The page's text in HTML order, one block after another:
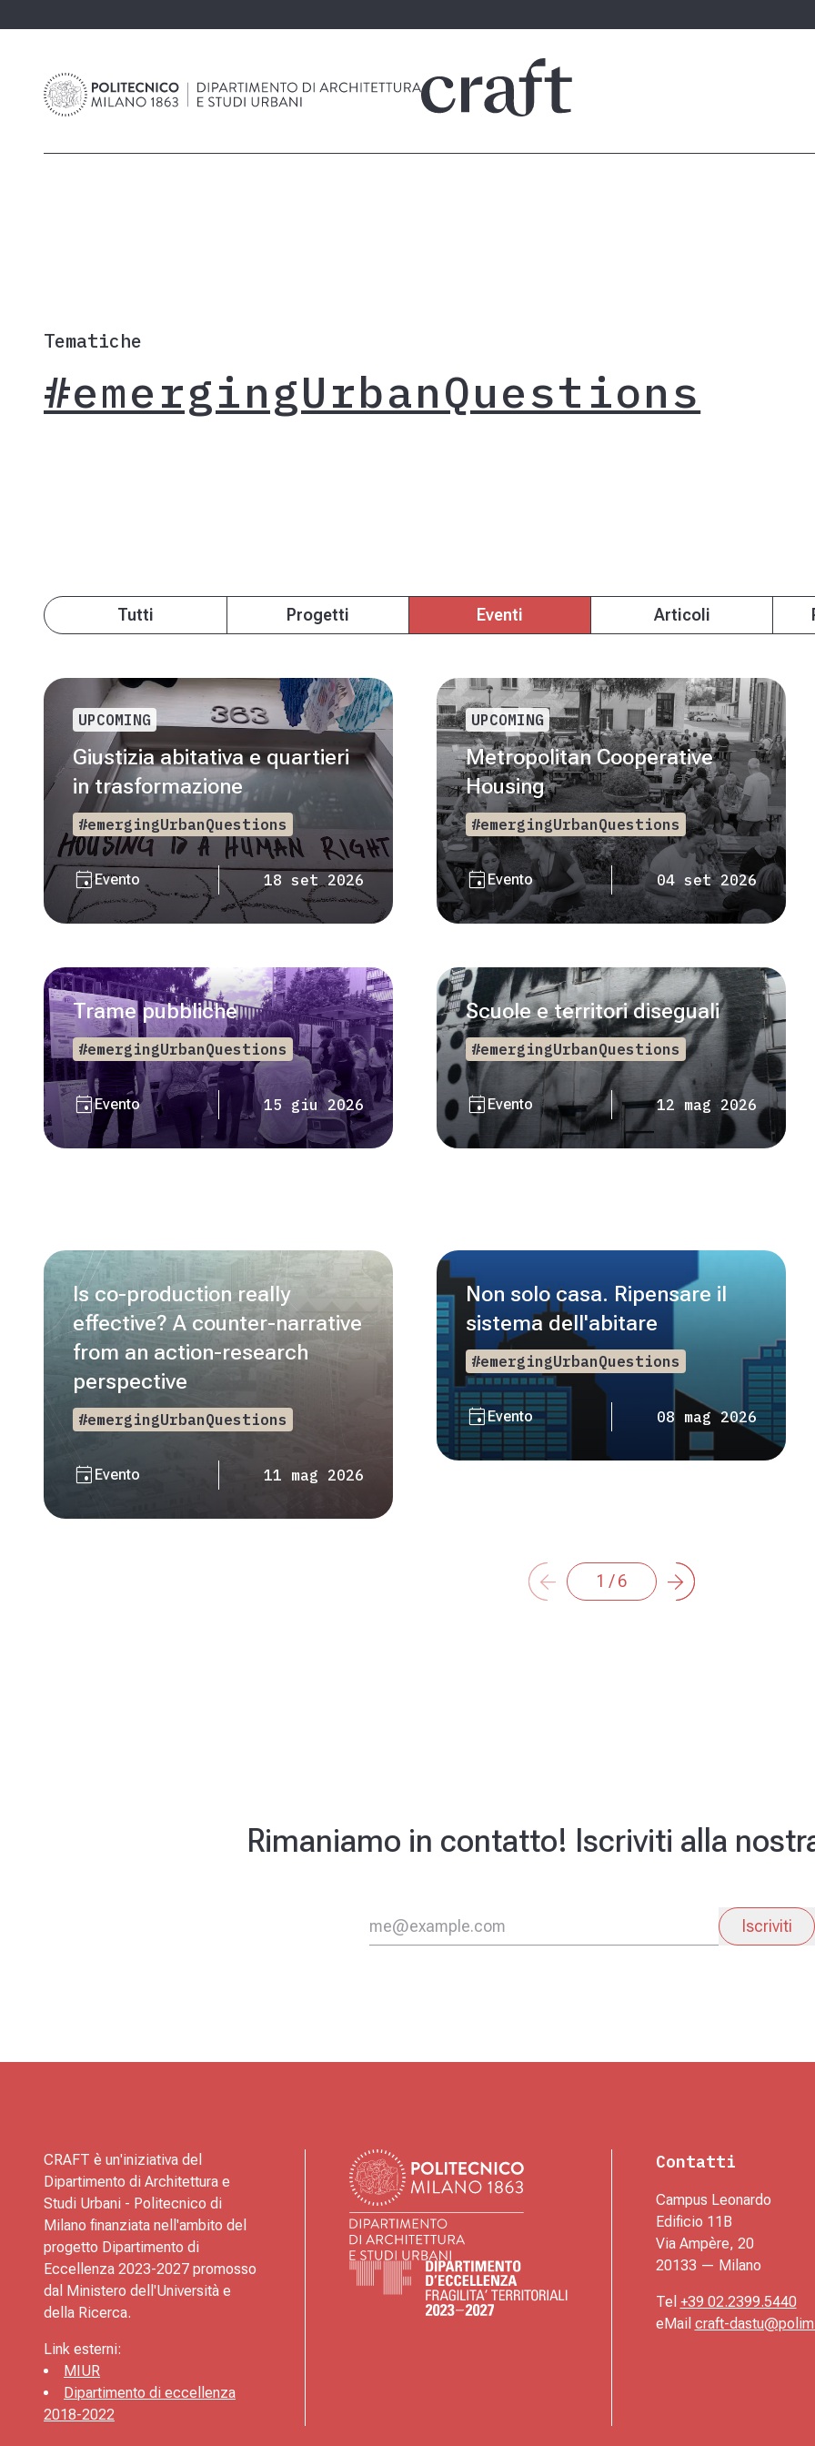
Tematiche
#emergingUrbanQuestions
Tutti Progetti Eventi Articoli
UPCOMING
Giustizia abitativa e quartieri
in trasformazione
#emergingUrbanQuestions
eventEvento 18 set 2026
UPCOMING
Metropolitan Cooperative
Housing
#emergingUrbanQuestions
eventEvento 04 set 2026
Trame pubbliche
#emergingUrbanQuestions
eventEvento 15 giu 2026
Scuole e territori diseguali
#emergingUrbanQuestions
event Evento 12 mag 2026
Is co-production really
effective? A counter-narrative
from an action-research
perspective
#emergingUrbanQuestions
event Evento 11 mag 2026
Non solo casa. Ripensare il
sistema dell'abitare
#emergingUrbanQuestions
eventEvento 08 mag 2026
arrow_back 1 / 6 arrow_forward
Rimaniamo in contatto! Iscriviti alla
Iscriviti
CRAFT è un'iniziativa del
Dipartimento di Architettura e
Studi Urbani - Politecnico di
Milano finanziata nell'ambito del
progetto Dipartimento di
Eccellenza 2023-2027 promosso
dal Ministero dell'Università e
della Ricerca.
Link esterni:
MIUR
Dipartimento di eccellenza
2018-2022
Contatti
Campus Leonardo
Edificio 11B
Via Ampère, 20
20133 — Milano
Tel +39 02.2399.5440
eMail craft-